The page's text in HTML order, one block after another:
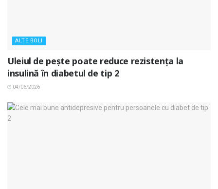
ALTE BOLI
Uleiul de pește poate reduce rezistența la
insulină în diabetul de tip 2
04/06/2026